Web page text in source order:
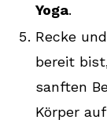
Yoga.
Recke
bereit
sanften
Körper